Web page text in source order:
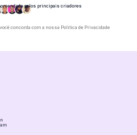
pelos principais criadores
concorda com a nossa Política de Privacidade